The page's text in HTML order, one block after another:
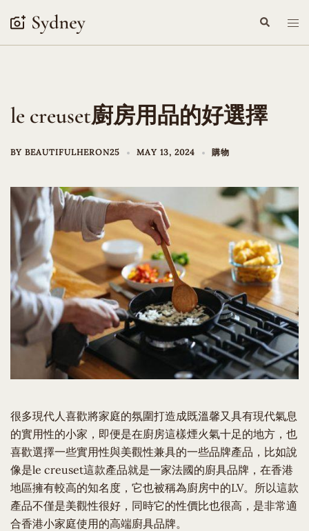
content
Search
le creuset廚房用品的好選擇
BY BEAUTIFULHERON25 MAY 13, 2024 購物
很多現代人喜歡將家庭的氛圍打造成既溫馨又具有現代氣息
的實用性的小家，即便是在廚房這樣煙火氣十足的地方，也
喜歡選擇一些實用性與美觀性兼具的一些品牌產品，比如說
像是le creuset這款產品就是一家法國的廚具品牌，在香港
地區擁有較高的知名度，它也被稱為廚房中的LV。所以這款
產品不僅是美觀性很好，同時它的性價比也很高，是非常適
合香港小家庭使用的高端廚具品牌。